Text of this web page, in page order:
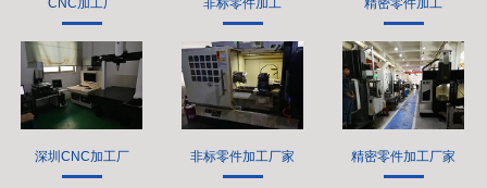
CNC加工厂 非标零件加工 精密零件加工
深圳CNC加工厂 非标零件加工厂家 精密零件加工厂家